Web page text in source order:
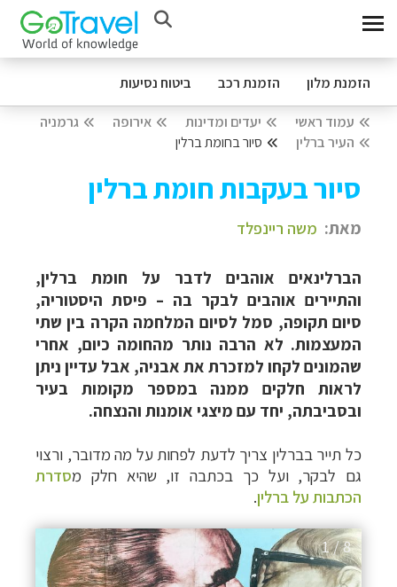
הזמנת מלון הזמנת רכב ביטוח נסיעות
עמוד ראשי יעדים ומדינות אירופה
גרמניה
העיר ברלין
סיור בחומת ברלין
סיור בעקבות חומת ברלין
מאת: משה ריינפלד
הברלינאים אוהבים לדבר על חומת ברלין,
והתיירים אוהבים לבקר בה – פיסת היסטוריה,
סיום תקופה, סמל לסיום המלחמה הקרה בין שתי
המעצמות. לא הרבה נותר מהחומה כיום, אחרי
שהמונים לקחו למזכרת את אבניה, אבל עדיין ניתן
לראות חלקים ממנה במספר מקומות בעיר
ובסביבתה, יחד עם מיצגי אומנות והנצחה.
כל תייר בברלין צריך לדעת לפחות על מה מדובר, ורצוי
גם לבקר, ועל כך בכתבה זו, שהיא חלק מסדרת
הכתבות על ברלין.
1 / 8